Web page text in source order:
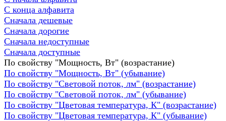
С конца алфавита
Сначала дешевые
Сначала дорогие
Сначала недоступные
Сначала доступные
По свойству "Мощность, Вт" (возрастание)
По свойству "Мощность, Вт" (убывание)
По свойству "Световой поток, лм" (возрастание)
По свойству "Световой поток, лм" (убывание)
По свойству "Цветовая температура, К" (возрастание)
По свойству "Цветовая температура, К" (убывание)